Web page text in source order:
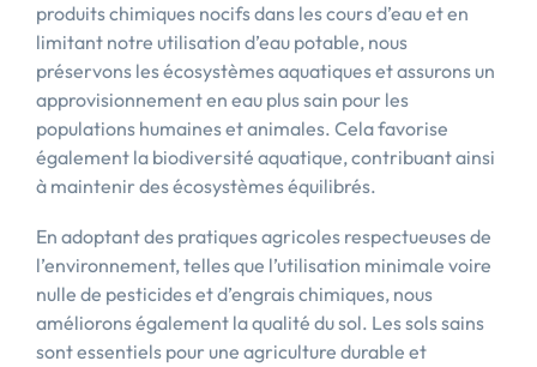
produits chimiques nocifs dans les cours d’eau et en
limitant notre utilisation d’eau potable, nous
préservons les écosystèmes aquatiques et assurons un
approvisionnement en eau plus sain pour les
populations humaines et animales. Cela favorise
également la biodiversité aquatique, contribuant ainsi
à maintenir des écosystèmes équilibrés.
En adoptant des pratiques agricoles respectueuses de
l’environnement, telles que l’utilisation minimale voire
nulle de pesticides et d’engrais chimiques, nous
améliorons également la qualité du sol. Les sols sains
sont essentiels pour une agriculture durable et